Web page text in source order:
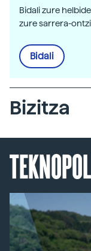
Bidali zure
zure sarrera-
Bidali
Bizitza